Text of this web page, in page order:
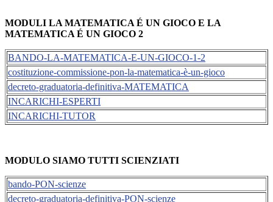
MODULI LA MATEMATICA É UN GIOCO E LA
MATEMATICA É UN GIOCO 2
BANDO-LA-MATEMATICA-E-UN-GIOCO-1-2
costituzione-commissione-pon-la-matematica-è-un-gioco
decreto-graduatoria-definitiva-MATEMATICA
INCARICHI-ESPERTI
INCARICHI-TUTOR
MODULO SIAMO TUTTI SCIENZIATI
bando-PON-scienze
decreto-graduatoria-definitiva-PON-scienze